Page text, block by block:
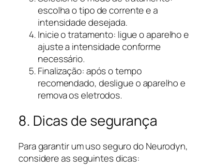
escolha o tipo de corrente e a
intensidade desejada.
Inicie o tratamento: ligue o aparelho e
ajuste a intensidade conforme
necessário.
Finalização: após o tempo
recomendado, desligue o aparelho e
remova os eletrodos.
8. Dicas de segurança
Para garantir um uso seguro do Neurodyn,
considere as seguintes dicas: